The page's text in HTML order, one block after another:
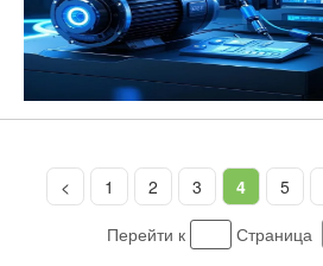
< 1 2 3 4 5
Перейти к
Страница